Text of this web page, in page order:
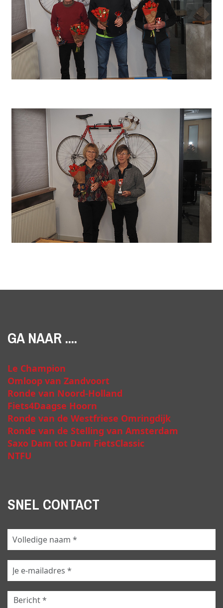
GA NAAR ....
Le Champion
Omloop van Zandvoort
Ronde van Noord-Holland
Fiets4Daagse Hoorn
Ronde van de Westfriese Omringdijk
Ronde van de Stelling van Amsterdam
Saxo Dam tot Dam FietsClassic
NTFU
SNEL CONTACT